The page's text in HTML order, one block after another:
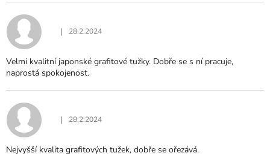
Hodnocení produktu je 5 z 5 hvězdiček.
| 28.2.2024
Velmi kvalitní japonské grafitové tužky. Dobře se s ní pracuje,
naprostá spokojenost.
Hodnocení produktu je 5 z 5 hvězdiček.
| 28.2.2024
Nejvyšší kvalita grafitových tužek, dobře se ořezává.